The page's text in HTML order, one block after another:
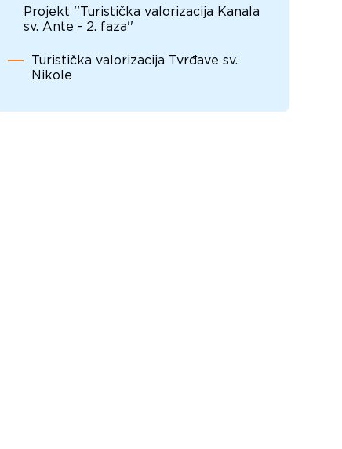
Projekt ''Turistička valorizacija Kanala
sv. Ante - 2. faza''
Turistička valorizacija Tvrđave sv.
Nikole